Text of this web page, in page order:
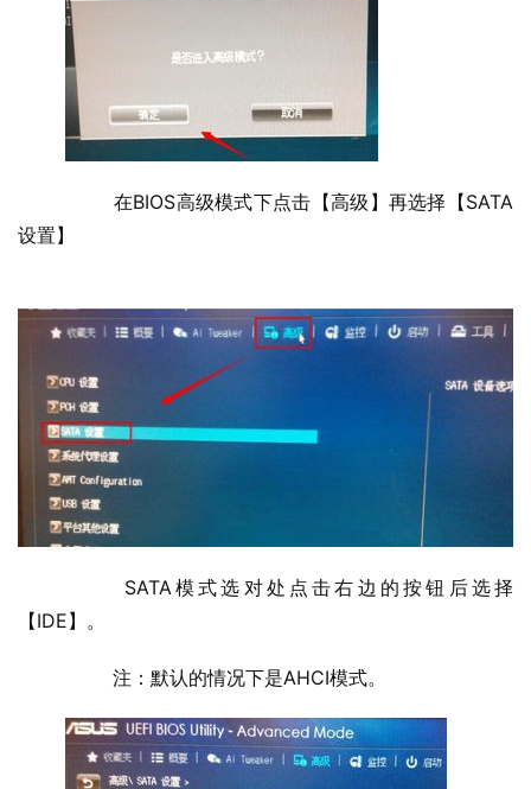
设置】
【IDE】。
  	注：默认的情况下是AHCI模式。